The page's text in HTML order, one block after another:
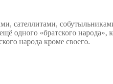
сателлитами,
«братского народа»,
народа кроме своего.